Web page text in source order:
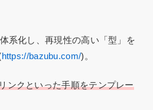
系化し、再現性の高い「型」を
https://bazubu.com/)。
ンクといった手順をテンプレー